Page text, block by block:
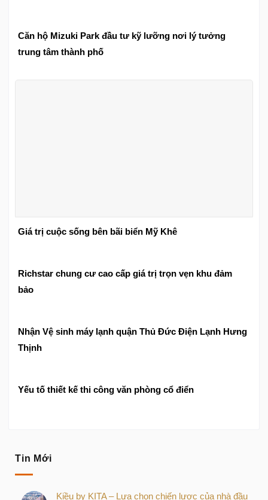
Căn hộ Mizuki Park đầu tư kỹ lưỡng nơi lý tưởng
trung tâm thành phố
Giá trị cuộc sống bên bãi biển Mỹ Khê
Richstar chung cư cao cấp giá trị trọn vẹn khu đảm
bảo
Nhận Vệ sinh máy lạnh quận Thủ Đức Điện Lạnh Hưng
Thịnh
Yếu tố thiết kế thi công văn phòng cổ điển
Tin Mới
Kiều by KITA – Lựa chọn chiến lược của nhà đầu